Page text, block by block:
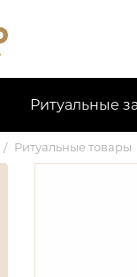
Ритуальные
/ Ритуальные товары